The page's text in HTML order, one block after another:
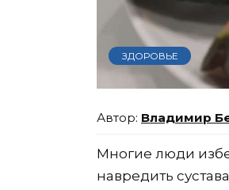
ЗДОРОВЬЕ
Владимир
Многие люди
навредить